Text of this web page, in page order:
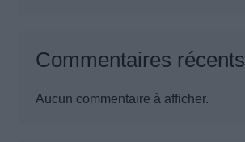
Commentaires récents
Aucun commentaire à afficher.